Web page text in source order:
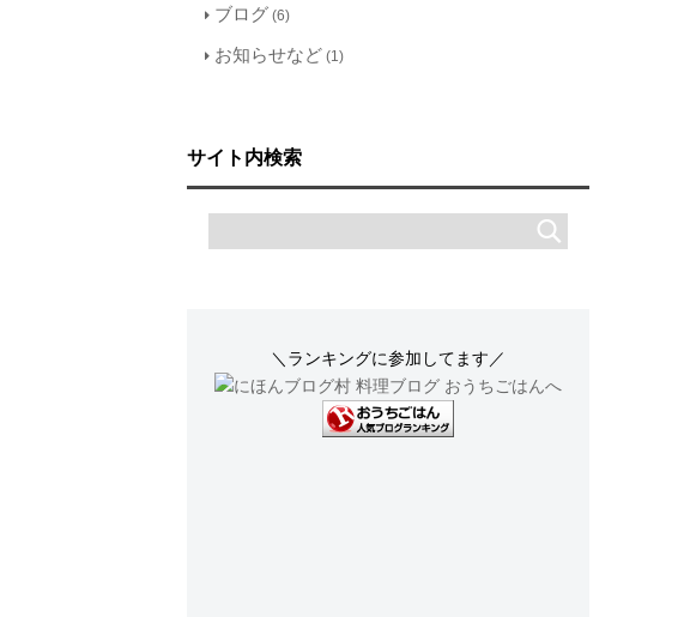
ブログ (6)
お知らせなど (1)
サイト内検索
＼ランキングに参加してます／